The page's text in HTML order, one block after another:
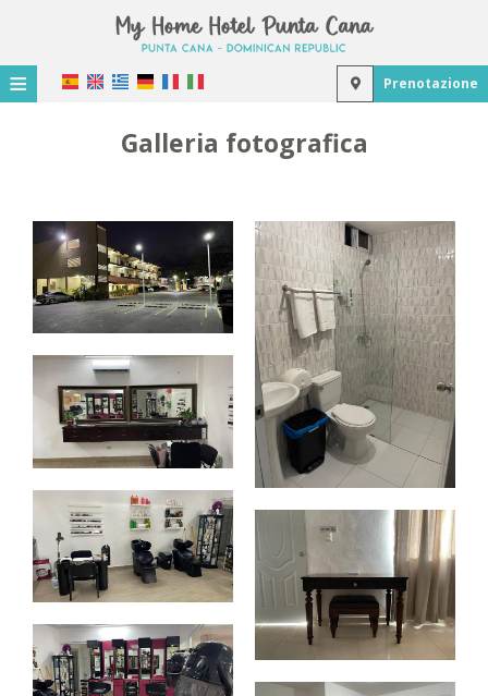
≡ Prenotazione
Alloggio
Strutture
Galleria fotografica
Galleria fotografica